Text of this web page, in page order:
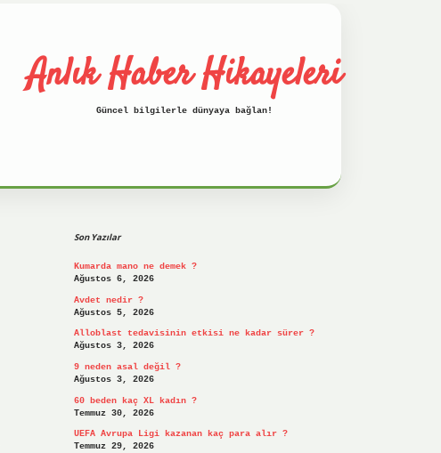
Anlık Haber Hikayeleri
Güncel bilgilerle dünyaya bağlan!
Son Yazılar
Kumarda mano ne demek ?
Ağustos 6, 2026
Avdet nedir ?
Ağustos 5, 2026
Alloblast tedavisinin etkisi ne kadar sürer ?
Ağustos 3, 2026
9 neden asal değil ?
Ağustos 3, 2026
60 beden kaç XL kadın ?
Temmuz 30, 2026
UEFA Avrupa Ligi kazanan kaç para alır ?
Temmuz 29, 2026